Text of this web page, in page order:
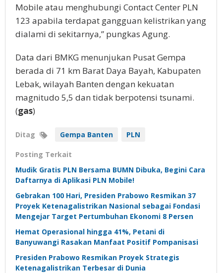
Mobile atau menghubungi Contact Center PLN
123 apabila terdapat gangguan kelistrikan yang
dialami di sekitarnya,” pungkas Agung.
Data dari BMKG menunjukan Pusat Gempa
berada di 71 km Barat Daya Bayah, Kabupaten
Lebak, wilayah Banten dengan kekuatan
magnitudo 5,5 dan tidak berpotensi tsunami.
(gas)
Ditag Gempa Banten PLN
Posting Terkait
Mudik Gratis PLN Bersama BUMN Dibuka, Begini Cara
Daftarnya di Aplikasi PLN Mobile!
Gebrakan 100 Hari, Presiden Prabowo Resmikan 37
Proyek Ketenagalistrikan Nasional sebagai Fondasi
Mengejar Target Pertumbuhan Ekonomi 8 Persen
Hemat Operasional hingga 41%, Petani di
Banyuwangi Rasakan Manfaat Positif Pompanisasi
Presiden Prabowo Resmikan Proyek Strategis
Ketenagalistrikan Terbesar di Dunia